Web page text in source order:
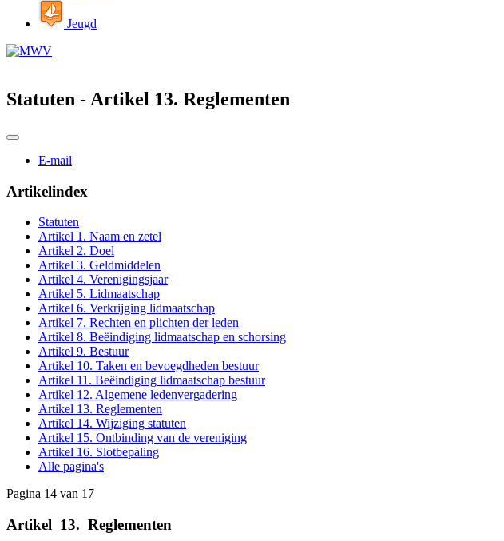
Jeugd
Statuten - Artikel 13. Reglementen
E-mail
Artikelindex
Statuten
Artikel 1. Naam en zetel
Artikel 2. Doel
Artikel 3. Geldmiddelen
Artikel 4. Verenigingsjaar
Artikel 5. Lidmaatschap
Artikel 6. Verkrijging lidmaatschap
Artikel 7. Rechten en plichten der leden
Artikel 8. Beëindiging lidmaatschap en schorsing
Artikel 9. Bestuur
Artikel 10. Taken en bevoegdheden bestuur
Artikel 11. Beëindiging lidmaatschap bestuur
Artikel 12. Algemene ledenvergadering
Artikel 13. Reglementen
Artikel 14. Wijziging statuten
Artikel 15. Ontbinding van de vereniging
Artikel 16. Slotbepaling
Alle pagina's
Pagina 14 van 17
Artikel 13. Reglementen